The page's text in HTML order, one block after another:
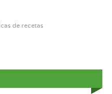
de recetas